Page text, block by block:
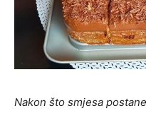
Nakon što smjesa